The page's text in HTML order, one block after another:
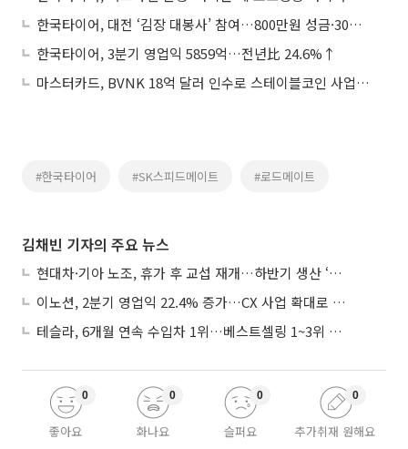
한국타이어, 대전 ‘김장 대봉사’ 참여…800만원 성금·30명 임직원 동참
한국타이어, 3분기 영업익 5859억…전년比 24.6%↑
마스터카드, BVNK 18억 달러 인수로 스테이블코인 사업 본격 확장
#한국타이어 #SK스피드메이트 #로드메이트
김채빈 기자의 주요 뉴스
현대차·기아 노조, 휴가 후 교섭 재개…하반기 생산 ‘분수령’
이노션, 2분기 영업익 22.4% 증가…CX 사업 확대로 성장세 지속
테슬라, 6개월 연속 수입차 1위…베스트셀링 1~3위 싹쓸이
좋아요
0
화나요
0
슬퍼요
0
추가취재 원해요
0